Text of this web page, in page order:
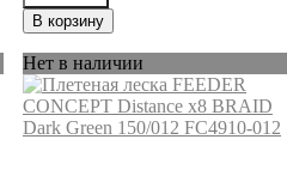
19840246
В корзину
Нет в наличии